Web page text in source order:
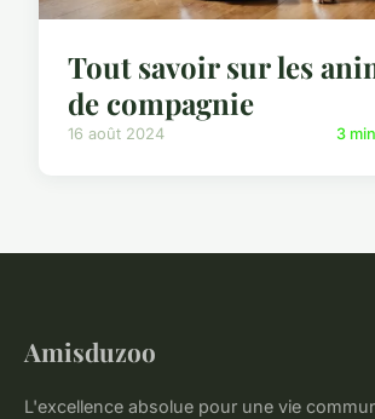
Tout savoir sur les
de compagnie
16 août 2024 3
Amisduzoo
L'excellence absolue pour une vie